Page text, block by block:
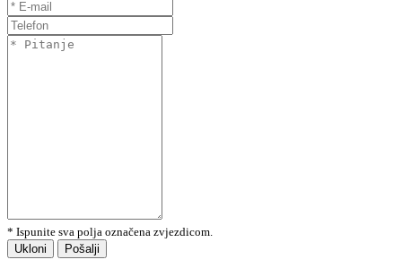
* Ispunite sva polja označena zvjezdicom.
Ukloni
Pošalji